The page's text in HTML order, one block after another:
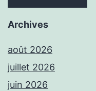
Archives
août 2026
juillet 2026
juin 2026